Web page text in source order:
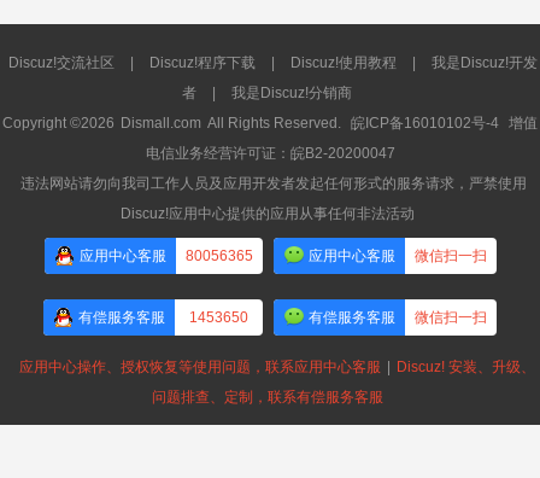
Discuz!交流社区 Discuz!程序下载 Discuz!使用教程
我是Discuz!开发
者
我是Discuz!分销商
Copyright ©2026 Dismall.com All Rights Reserved. 皖ICP备16010102号-4 增值
电信业务经营许可证：皖B2-20200047
违法网站请勿向我司工作人员及应用开发者发起任何形式的服务请求，严禁使用
Discuz!应用中心提供的应用从事任何非法活动
应用中心客服 80056365 应用中心客服 微信扫一扫
有偿服务客服 1453650 有偿服务客服 微信扫一扫
应用中心操作、授权恢复等使用问题，联系应用中心客服
Discuz! 安装、升级、
问题排查、定制，联系有偿服务客服